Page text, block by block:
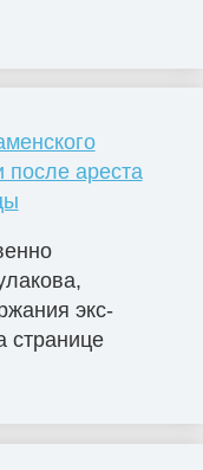
после ареста
экс-
странице